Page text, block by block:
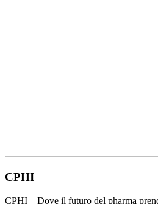
CPHI
CPHI – Dove il futuro del